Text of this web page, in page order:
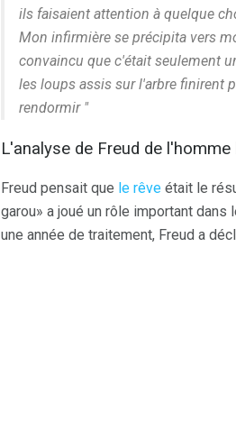
ils faisaient attention à quelque
Mon infirmière se précipita vers
convaincu que c'était seulement
les loups assis sur l'arbre finirent
rendormir "
L'analyse de Freud de l'homme
Freud pensait que le rêve était le
garou» a joué un rôle important
une année de traitement, Freud a